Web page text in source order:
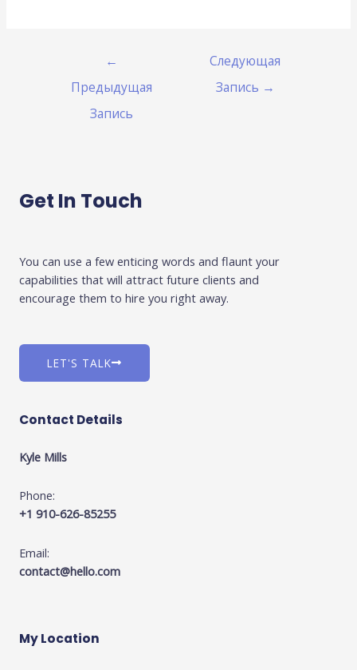
←
Предыдущая
Запись
Следующая
Запись →
Get In Touch
You can use a few enticing words and flaunt your
capabilities that will attract future clients and
encourage them to hire you right away.
LET'S TALK
Contact Details
Kyle Mills
Phone:
+1 910-626-85255
Email:
contact@hello.com
My Location